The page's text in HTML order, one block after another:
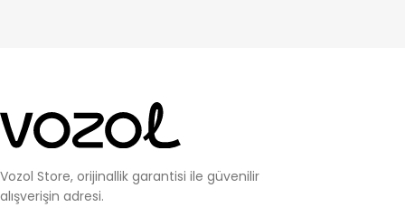
Vozol Store, orijinallik garantisi ile güvenilir
alışverişin adresi.